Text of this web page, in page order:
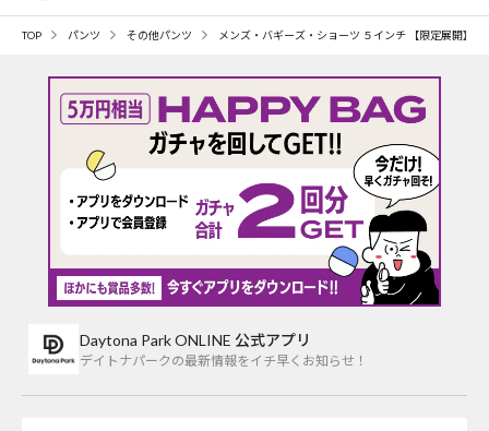
TOP パンツ その他パンツ メンズ・バギーズ・ショーツ ５インチ 【限定展開】
Daytona Park ONLINE 公式アプリ
デイトナパークの最新情報をイチ早くお知らせ！